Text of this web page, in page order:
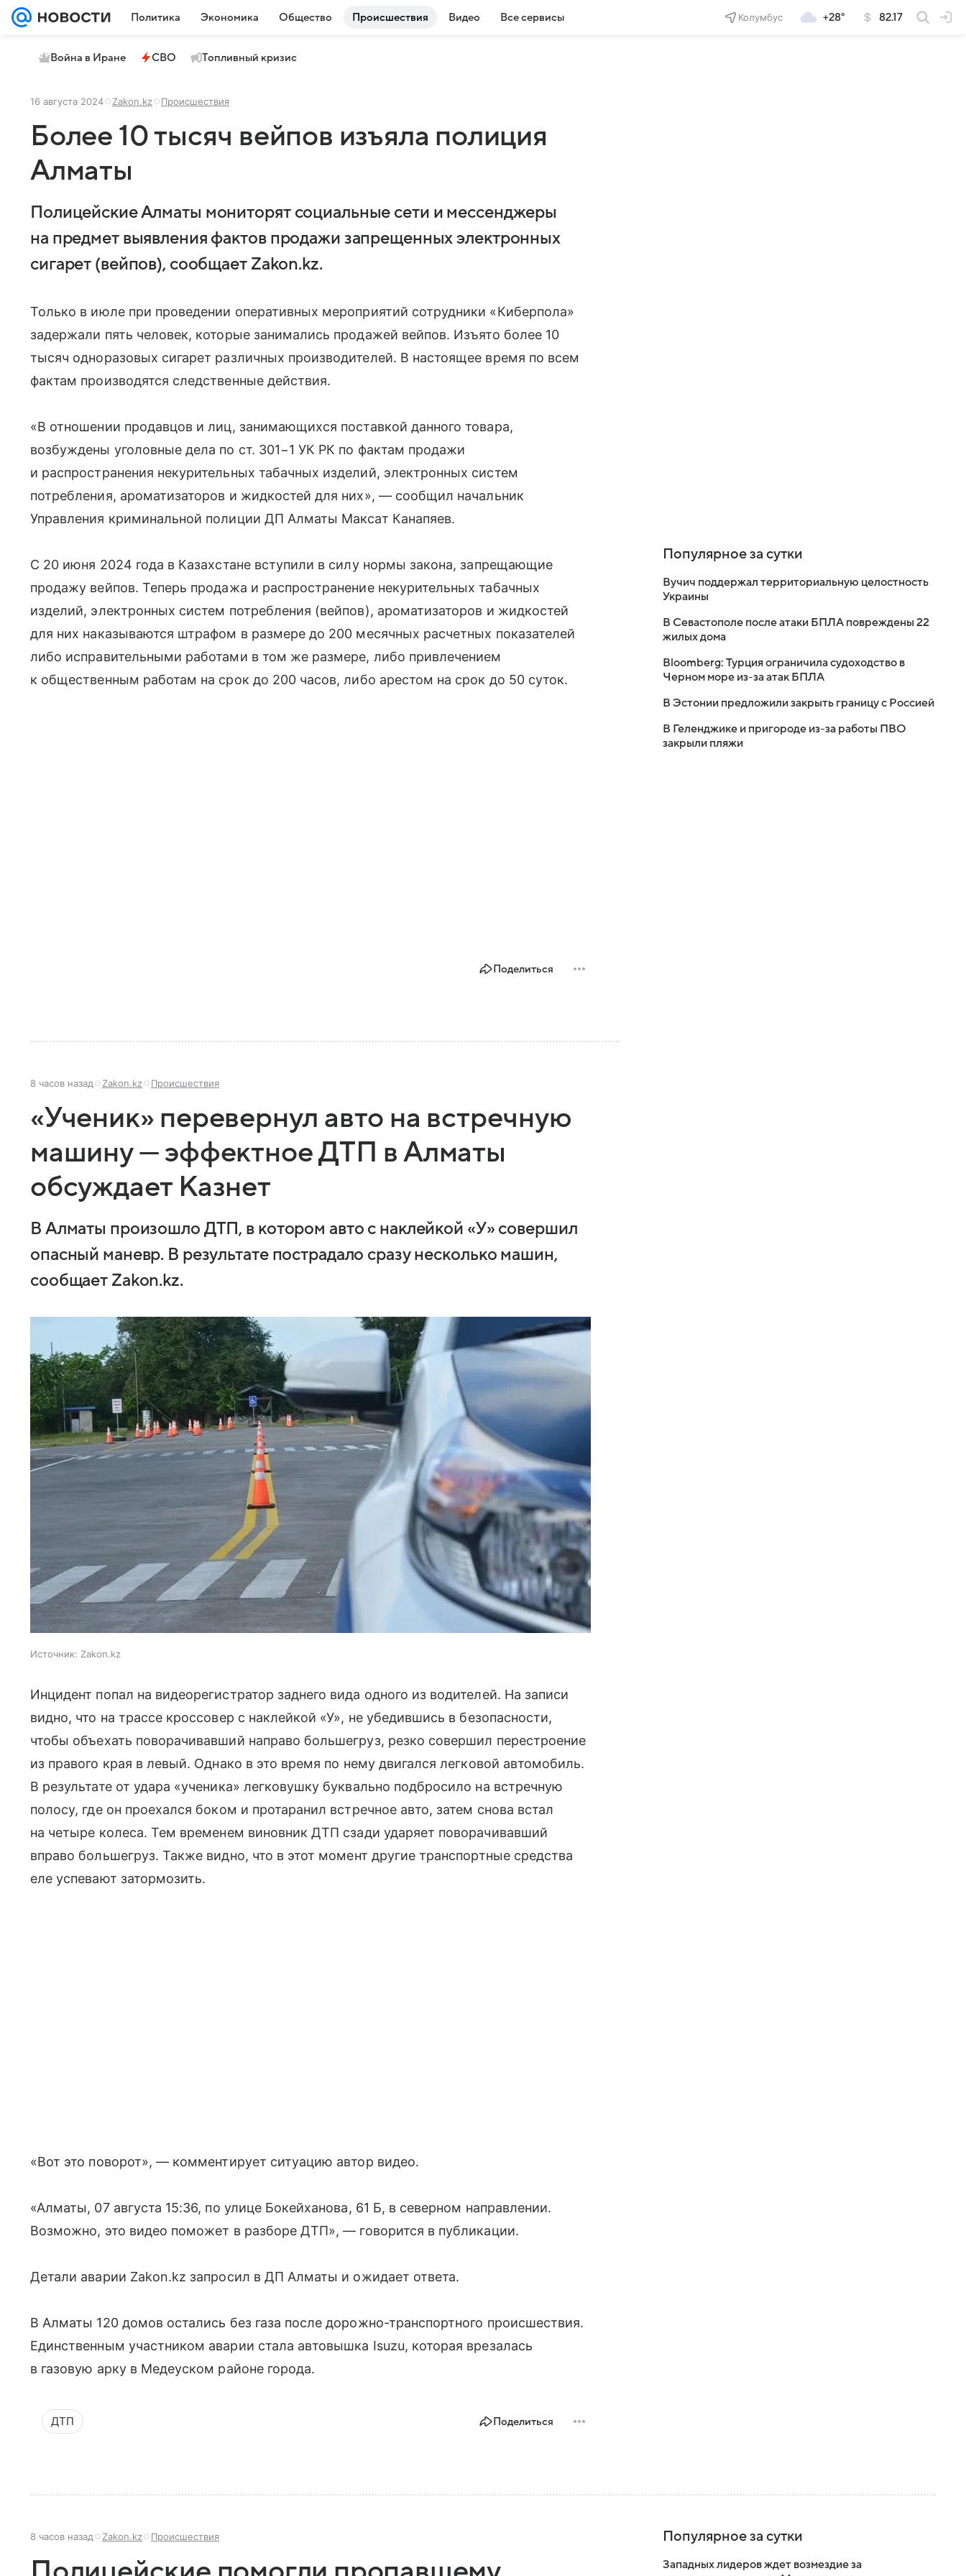
Политика Экономика Общество Происшествия Видео Все сервисы Колумбус +28° 82.17
Война в Иране СВО Топливный кризис
16 августа 2024 Zakon.kz Происшествия
Более 10 тысяч вейпов изъяла полиция
Алматы
Полицейские Алматы мониторят социальные сети и мессенджеры
на предмет выявления фактов продажи запрещенных электронных
сигарет (вейпов), сообщает Zakon.kz.
Только в июле при проведении оперативных мероприятий сотрудники «Киберпола»
задержали пять человек, которые занимались продажей вейпов. Изъято более 10
тысяч одноразовых сигарет различных производителей. В настоящее время по всем
фактам производятся следственные действия.
«В отношении продавцов и лиц, занимающихся поставкой данного товара,
возбуждены уголовные дела по ст. 301−1 УК РК по фактам продажи
и распространения некурительных табачных изделий, электронных систем
потребления, ароматизаторов и жидкостей для них», — сообщил начальник
Управления криминальной полиции ДП Алматы Максат Канапяев.
С 20 июня 2024 года в Казахстане вступили в силу нормы закона, запрещающие
продажу вейпов. Теперь продажа и распространение некурительных табачных
изделий, электронных систем потребления (вейпов), ароматизаторов и жидкостей
для них наказываются штрафом в размере до 200 месячных расчетных показателей
либо исправительными работами в том же размере, либо привлечением
к общественным работам на срок до 200 часов, либо арестом на срок до 50 суток.
Поделиться
8 часов назад Zakon.kz Происшествия
«Ученик» перевернул авто на встречную
машину — эффектное ДТП в Алматы
обсуждает Казнет
В Алматы произошло ДТП, в котором авто с наклейкой «У» совершил
опасный маневр. В результате пострадало сразу несколько машин,
сообщает Zakon.kz.
Источник: Zakon.kz
Инцидент попал на видеорегистратор заднего вида одного из водителей. На записи
видно, что на трассе кроссовер с наклейкой «У», не убедившись в безопасности,
чтобы объехать поворачивавший направо большегруз, резко совершил перестроение
из правого края в левый. Однако в это время по нему двигался легковой автомобиль.
В результате от удара «ученика» легковушку буквально подбросило на встречную
полосу, где он проехался боком и протаранил встречное авто, затем снова встал
на четыре колеса. Тем временем виновник ДТП сзади ударяет поворачивавший
вправо большегруз. Также видно, что в этот момент другие транспортные средства
еле успевают затормозить.
«Вот это поворот», — комментирует ситуацию автор видео.
«Алматы, 07 августа 15:36, по улице Бокейханова, 61 Б, в северном направлении.
Возможно, это видео поможет в разборе ДТП», — говорится в публикации.
Детали аварии Zakon.kz запросил в ДП Алматы и ожидает ответа.
В Алматы 120 домов остались без газа после дорожно-транспортного происшествия.
Единственным участником аварии стала автовышка Isuzu, которая врезалась
в газовую арку в Медеуском районе города.
ДТП Поделиться
Популярное за сутки
Вучич поддержал территориальную целостность
Украины
В Севастополе после атаки БПЛА повреждены 22
жилых дома
Bloomberg: Турция ограничила судоходство в
Черном море из-за атак БПЛА
В Эстонии предложили закрыть границу с Россией
В Геленджике и пригороде из-за работы ПВО
закрыли пляжи
8 часов назад Zakon.kz Происшествия Популярное за сутки
Западных лидеров ждет возмездие за